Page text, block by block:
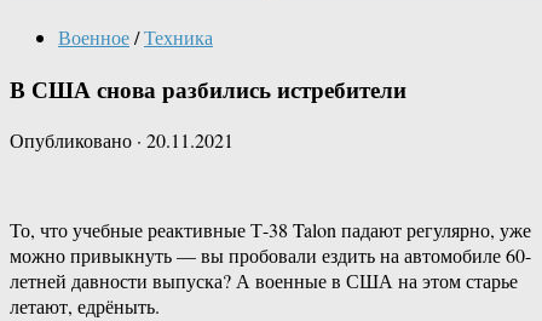
Военное/Техника
В США снова разбились истребители
Опубликовано · 20.11.2021
То, что учебные реактивные Т-38 Talon падают регулярно, уже
можно привыкнуть — вы пробовали ездить на автомобиле 60-
летней давности выпуска? А военные в США на этом старье
летают, едрёныть.